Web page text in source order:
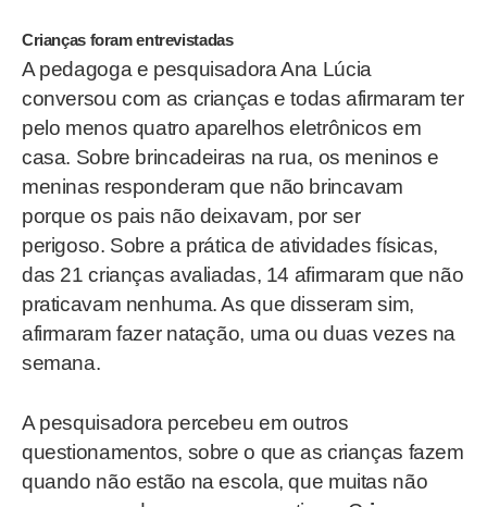
Crianças foram entrevistadas
A pedagoga e pesquisadora Ana Lúcia
conversou com as crianças e todas afirmaram ter
pelo menos quatro aparelhos eletrônicos em
casa. Sobre brincadeiras na rua, os meninos e
meninas responderam que não brincavam
porque os pais não deixavam, por ser
perigoso. Sobre a prática de atividades físicas,
das 21 crianças avaliadas, 14 afirmaram que não
praticavam nenhuma. As que disseram sim,
afirmaram fazer natação, uma ou duas vezes na
semana.
A pesquisadora percebeu em outros
questionamentos, sobre o que as crianças fazem
quando não estão na escola, que muitas não